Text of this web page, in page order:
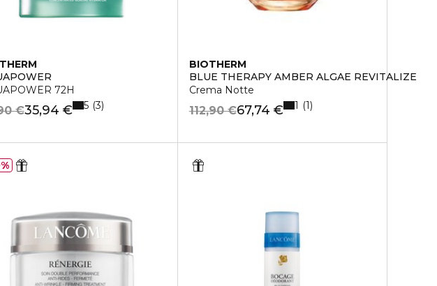
72H
35,94 €
€ 5 3
BIOTHERM
BLUE THERAPY AMBER ALGAE REVITALIZE
Crema Notte
67,74 €
112,90 € 1 1